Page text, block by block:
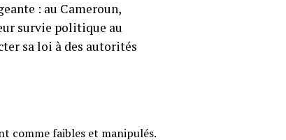
: au Cameroun,
survie politique au
sa loi à des autorités
comme faibles et manipulés.